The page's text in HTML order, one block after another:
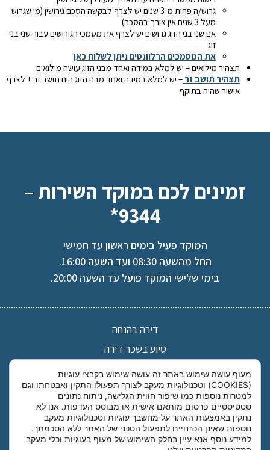
גרוש/ה פחות מ-3 שנים יש לצרף לבקשה הסכם גירושין (מי שגרוש
מעל 3 שנים אין צורך בהסכם)
אם שני בני הזוג גרושים יש לצרף את מסמכי הגירושים עבור שני בני
זוג
את המסמכים הרלוונטים ניתן לשלוח כאן
תצהיר מילואים – יש למלא במידה ואחד מבני הזוג עושה מילואים
תצהיר תושב זר – יש למלא במידה ואחד מבני הזוג הינו תושב זר + לצרף
אישור שהיה בתוקף
זמינים לכם במוקד השירות –
9344*
המוקד פעיל בימים ראשון עד חמישי
החל מהשעה 08:30 ועד השעה 16:00.
בימי שלישי המוקד פועל עד השעה 20:00.
דירה בהנחה
סיוע בשכר דירה
רשימת הסניפים
אודות מעוף
הצהרת פרטיות
הצהרת נגישות
מעוף עושה שימוש באתר זה עושה שימוש בקבצי עוגיות
(COOKIES) וטכנולוגיות מעקב לצורך תפעולו התקין ואבטחתו וגם
למטרות נוספות כמו שיפור חווית הגלישה, ניתוח נתונים
סטטיסטיים פרסום מותאם אישית או מבוסס העדפות. אנו לא
נתקין באמצעות האתר על מחשבך עוגיות וטכנולוגיות מעקב
נוספות שאינן הכרחיים לתפעול הטכני של האתר ללא הסכמתך.
למידע נוסף אנא עיין בחלק השימוש של מעוף בעוגיות וכלי מעקב